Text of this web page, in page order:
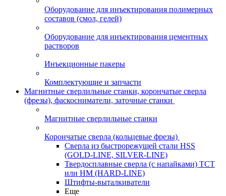
Оборудование для инъектирования полимерных
составов (смол, гелей)
Оборудование для инъектирования цементных
растворов
Инъекционные пакеры
Комплектующие и запчасти
Магнитные сверлильные станки, корончатые сверла
(фрезы), фаскосниматели, заточные станки
Магнитные сверлильные станки
Корончатые сверла (кольцевые фрезы)
Сверла из быстрорежущей стали HSS
(GOLD-LINE, SILVER-LINE)
Твердосплавные сверла (с напайками) ТСТ
или HM (HARD-LINE)
Штифты-выталкиватели
Еще